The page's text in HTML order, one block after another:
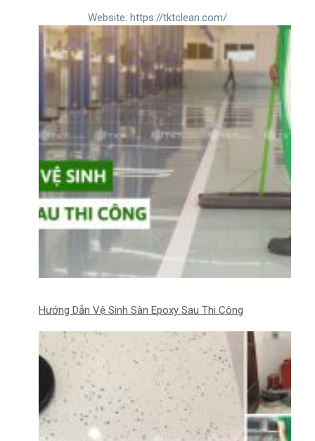
Website: https://tktclean.com/
Hướng Dẫn Vệ Sinh Sàn Epoxy Sau Thi Công